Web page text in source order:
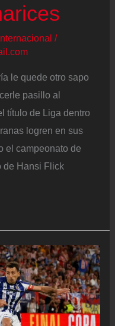
/
le quede otro sapo
pasillo al
título de Liga dentro
logren en sus
el campeonato de
de Hansi Flick